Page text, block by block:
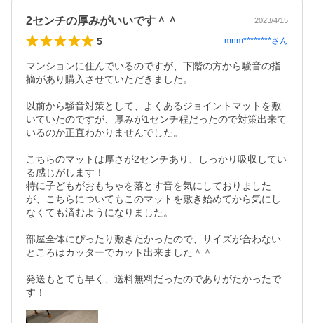
2センチの厚みがいいです＾＾ 2023/4/15
5 mnm********さん
マンションに住んでいるのですが、下階の方から騒音の指
摘があり購入させていただきました。
以前から騒音対策として、よくあるジョイントマットを敷
いていたのですが、厚みが1センチ程だったので対策出来て
いるのか正直わかりませんでした。
こちらのマットは厚さが2センチあり、しっかり吸収してい
る感じがします！
特に子どもがおもちゃを落とす音を気にしておりました
が、こちらについてもこのマットを敷き始めてから気にし
なくても済むようになりました。
部屋全体にぴったり敷きたかったので、サイズが合わない
ところはカッターでカット出来ました＾＾
発送もとても早く、送料無料だったのでありがたかったで
す！